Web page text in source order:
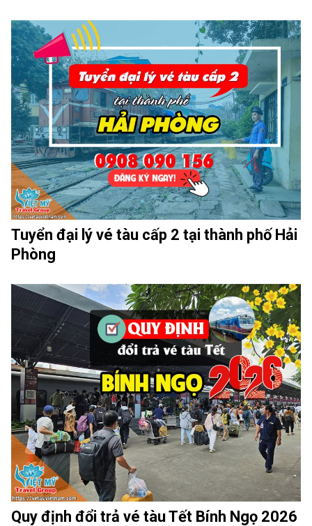
Tuyển đại lý vé tàu cấp 2 tại thành phố Hải
Phòng
Quy định đổi trả vé tàu Tết Bính Ngọ 2026